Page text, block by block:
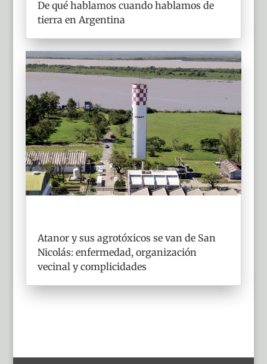
De qué hablamos cuando hablamos de
tierra en Argentina
Atanor y sus agrotóxicos se van de San
Nicolás: enfermedad, organización
vecinal y complicidades